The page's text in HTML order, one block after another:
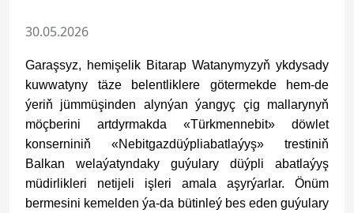
30.05.2026
Garaşsyz, hemişelik Bitarap Watanymyzyň ykdysady
kuwwatyny täze belentliklere götermekde hem-de
ýeriň jümmüşinden alynýan ýangyç çig mallarynyň
möçberini artdyrmakda «Türkmennebit» döwlet
konserniniň «Nebitgazdüýpliabatlaýyş» trestiniň
Balkan welaýatyndaky guýulary düýpli abatlaýyş
müdirlikleri netijeli işleri amala aşyrýarlar. Önüm
bermesini kemelden ýa-da bütinleý bes eden guýulary